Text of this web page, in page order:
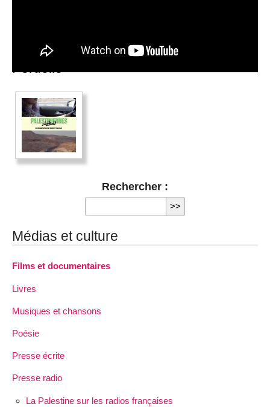
Rechercher :
Médias et culture
Films et documentaires
Livres
Musiques et chansons
Poésie
Presse écrite
Presse radio
La Palestine sur les radios françaises